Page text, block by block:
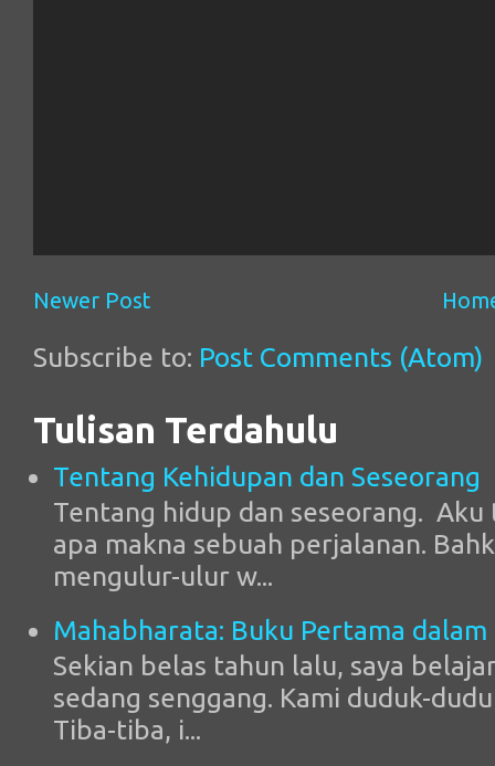
Newer Post
Subscribe to: Post Comments (Atom)
Tulisan Terdahulu
Tentang Kehidupan dan Seseorang
Tentang hidup dan seseorang.
apa makna sebuah perjalanan.
mengulur-ulur w...
Mahabharata: Buku Pertama dalam
Sekian belas tahun lalu, saya
sedang senggang. Kami duduk-
Tiba-tiba, i...